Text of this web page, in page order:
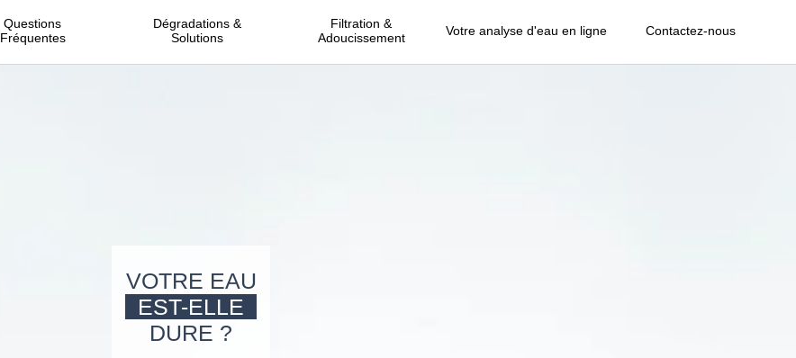
Questions
Fréquentes
Dégradations &
Solutions
Filtration &
Adoucissement
Votre analyse d'eau en ligne Contactez-nous
VOTRE EAU
EST-ELLE
DURE ?